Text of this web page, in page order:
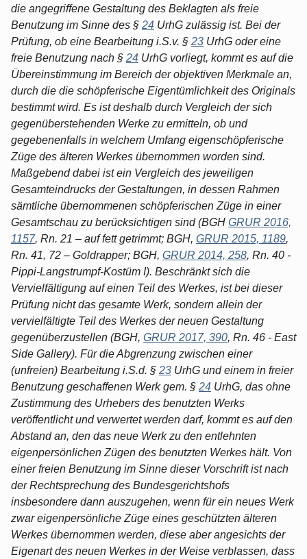
die angegriffene Gestaltung des Beklagten als freie
Benutzung im Sinne des § 24 UrhG zulässig ist. Bei der
Prüfung, ob eine Bearbeitung i.S.v. § 23 UrhG oder eine
freie Benutzung nach § 24 UrhG vorliegt, kommt es auf die
Übereinstimmung im Bereich der objektiven Merkmale an,
durch die die schöpferische Eigentümlichkeit des Originals
bestimmt wird. Es ist deshalb durch Vergleich der sich
gegenüberstehenden Werke zu ermitteln, ob und
gegebenenfalls in welchem Umfang eigenschöpferische
Züge des älteren Werkes übernommen worden sind.
Maßgebend dabei ist ein Vergleich des jeweiligen
Gesamteindrucks der Gestaltungen, in dessen Rahmen
sämtliche übernommenen schöpferischen Züge in einer
Gesamtschau zu berücksichtigen sind (BGH GRUR 2016,
1157, Rn. 21 – auf fett getrimmt; BGH, GRUR 2015, 1189,
Rn. 41, 72 – Goldrapper; BGH, GRUR 2014, 258, Rn. 40 -
Pippi-Langstrumpf-Kostüm I). Beschränkt sich die
Vervielfältigung auf einen Teil des Werkes, ist bei dieser
Prüfung nicht das gesamte Werk, sondern allein der
vervielfältigte Teil des Werkes der neuen Gestaltung
gegenüberzustellen (BGH, GRUR 2017, 390, Rn. 46 - East
Side Gallery). Für die Abgrenzung zwischen einer
(unfreien) Bearbeitung i.S.d. § 23 UrhG und einem in freier
Benutzung geschaffenen Werk gem. § 24 UrhG, das ohne
Zustimmung des Urhebers des benutzten Werks
veröffentlicht und verwertet werden darf, kommt es auf den
Abstand an, den das neue Werk zu den entlehnten
eigenpersönlichen Zügen des benutzten Werkes hält. Von
einer freien Benutzung im Sinne dieser Vorschrift ist nach
der Rechtsprechung des Bundesgerichtshofs
insbesondere dann auszugehen, wenn für ein neues Werk
zwar eigenpersönliche Züge eines geschützten älteren
Werkes übernommen werden, diese aber angesichts der
Eigenart des neuen Werkes in der Weise verblassen, dass